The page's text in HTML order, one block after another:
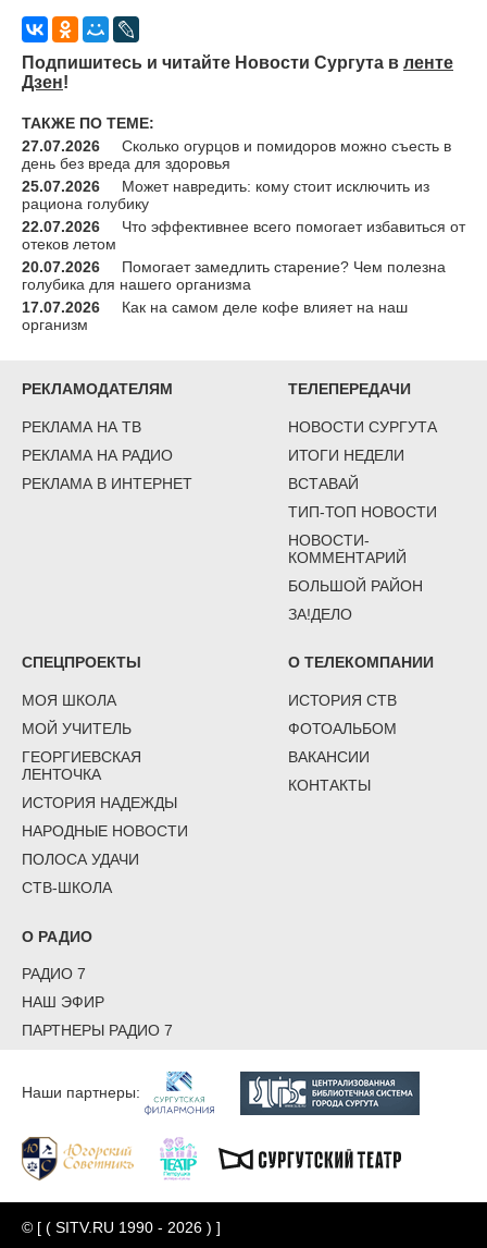
Подпишитесь и читайте Новости Сургута в ленте
Дзен!
ТАКЖЕ ПО ТЕМЕ:
27.07.2026
Сколько огурцов и помидоров можно съесть в
день без вреда для здоровья
25.07.2026
Может навредить: кому стоит исключить из
рациона голубику
22.07.2026
Что эффективнее всего помогает избавиться от
отеков летом
20.07.2026
Помогает замедлить старение? Чем полезна
голубика для нашего организма
17.07.2026
Как на самом деле кофе влияет на наш
организм
РЕКЛАМОДАТЕЛЯМ
РЕКЛАМА НА ТВ
РЕКЛАМА НА РАДИО
РЕКЛАМА В ИНТЕРНЕТ
ТЕЛЕПЕРЕДАЧИ
НОВОСТИ СУРГУТА
ИТОГИ НЕДЕЛИ
ВСТАВАЙ
ТИП-ТОП НОВОСТИ
НОВОСТИ-
КОММЕНТАРИЙ
БОЛЬШОЙ РАЙОН
ЗА!ДЕЛО
СПЕЦПРОЕКТЫ
МОЯ ШКОЛА
МОЙ УЧИТЕЛЬ
ГЕОРГИЕВСКАЯ
ЛЕНТОЧКА
ИСТОРИЯ НАДЕЖДЫ
НАРОДНЫЕ НОВОСТИ
ПОЛОСА УДАЧИ
СТВ-ШКОЛА
О ТЕЛЕКОМПАНИИ
ИСТОРИЯ СТВ
ФОТОАЛЬБОМ
ВАКАНСИИ
КОНТАКТЫ
О РАДИО
РАДИО 7
НАШ ЭФИР
ПАРТНЕРЫ РАДИО 7
Наши партнеры:
© [ ( SITV.RU 1990 - 2026 ) ]